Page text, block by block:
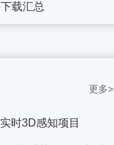
载汇总
更多>
时3D感知项目